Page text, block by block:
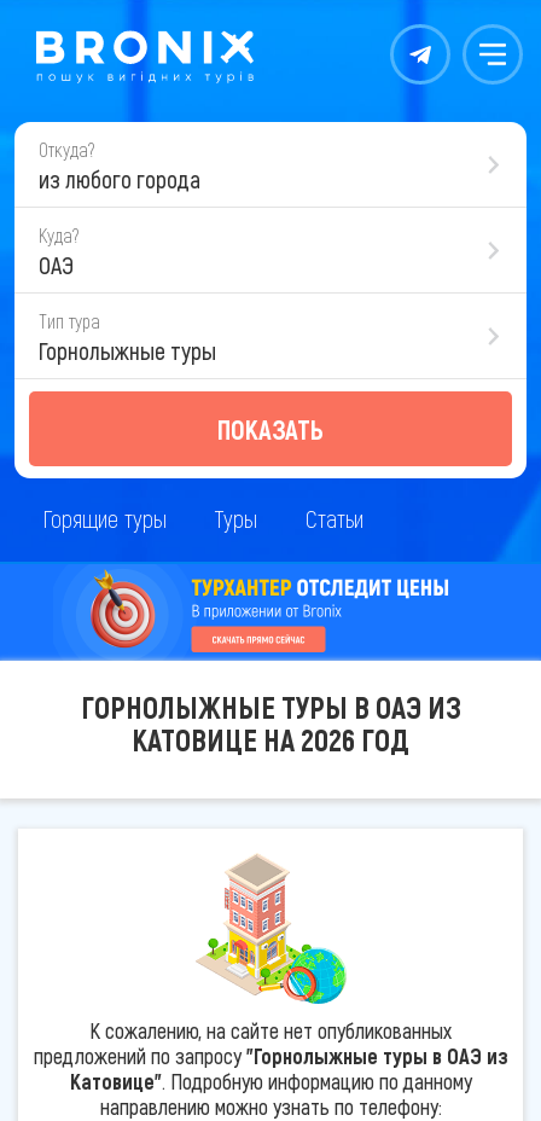
Контакты Меню
Откуда?
из любого города
Куда?
ОАЭ
Тип тура
Горнолыжные туры
ПОКАЗАТЬ
Горящие туры Туры Статьи
ГОРНОЛЫЖНЫЕ ТУРЫ В ОАЭ ИЗ
КАТОВИЦЕ НА 2026 ГОД
К сожалению, на сайте нет опубликованных
предложений по запросу"Горнолыжные туры в ОАЭ из
Катовице". Подробную информацию по данному
направлению можно узнать по телефону: